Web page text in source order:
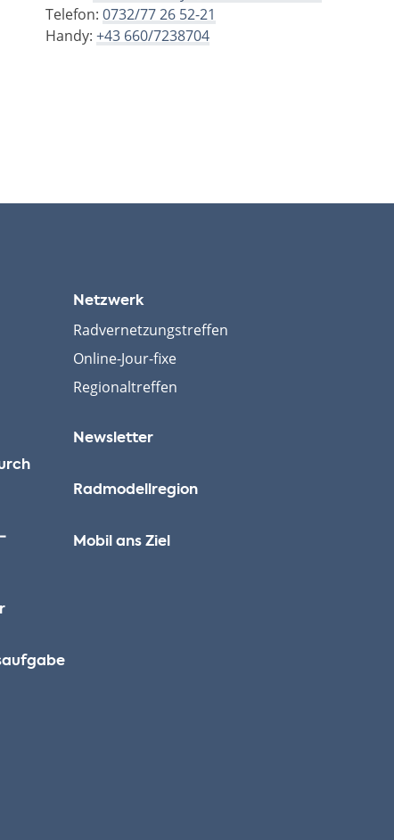
Telefon: 0732/77 26 52-21
Handy: +43 660/7238704
Netzwerk
Radvernetzungstreffen
Online-Jour-fixe
Regionaltreffen
Newsletter
Radmodellregion
Mobil ans Ziel